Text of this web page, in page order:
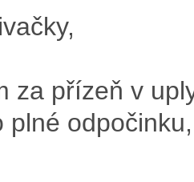
za přízeň v
plné